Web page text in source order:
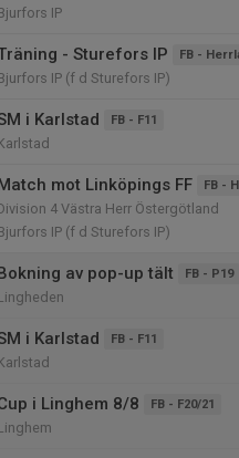
IP
- Sturefors IP FB -
IP (f d Sturefors IP)
i Karlstad FB - F11
mot Linköpings FF FB -
4 Västra Herr Östergötland
IP (f d Sturefors IP)
av pop-up tält FB - P19
i Karlstad FB - F11
i Linghem 8/8 FB - F20/21